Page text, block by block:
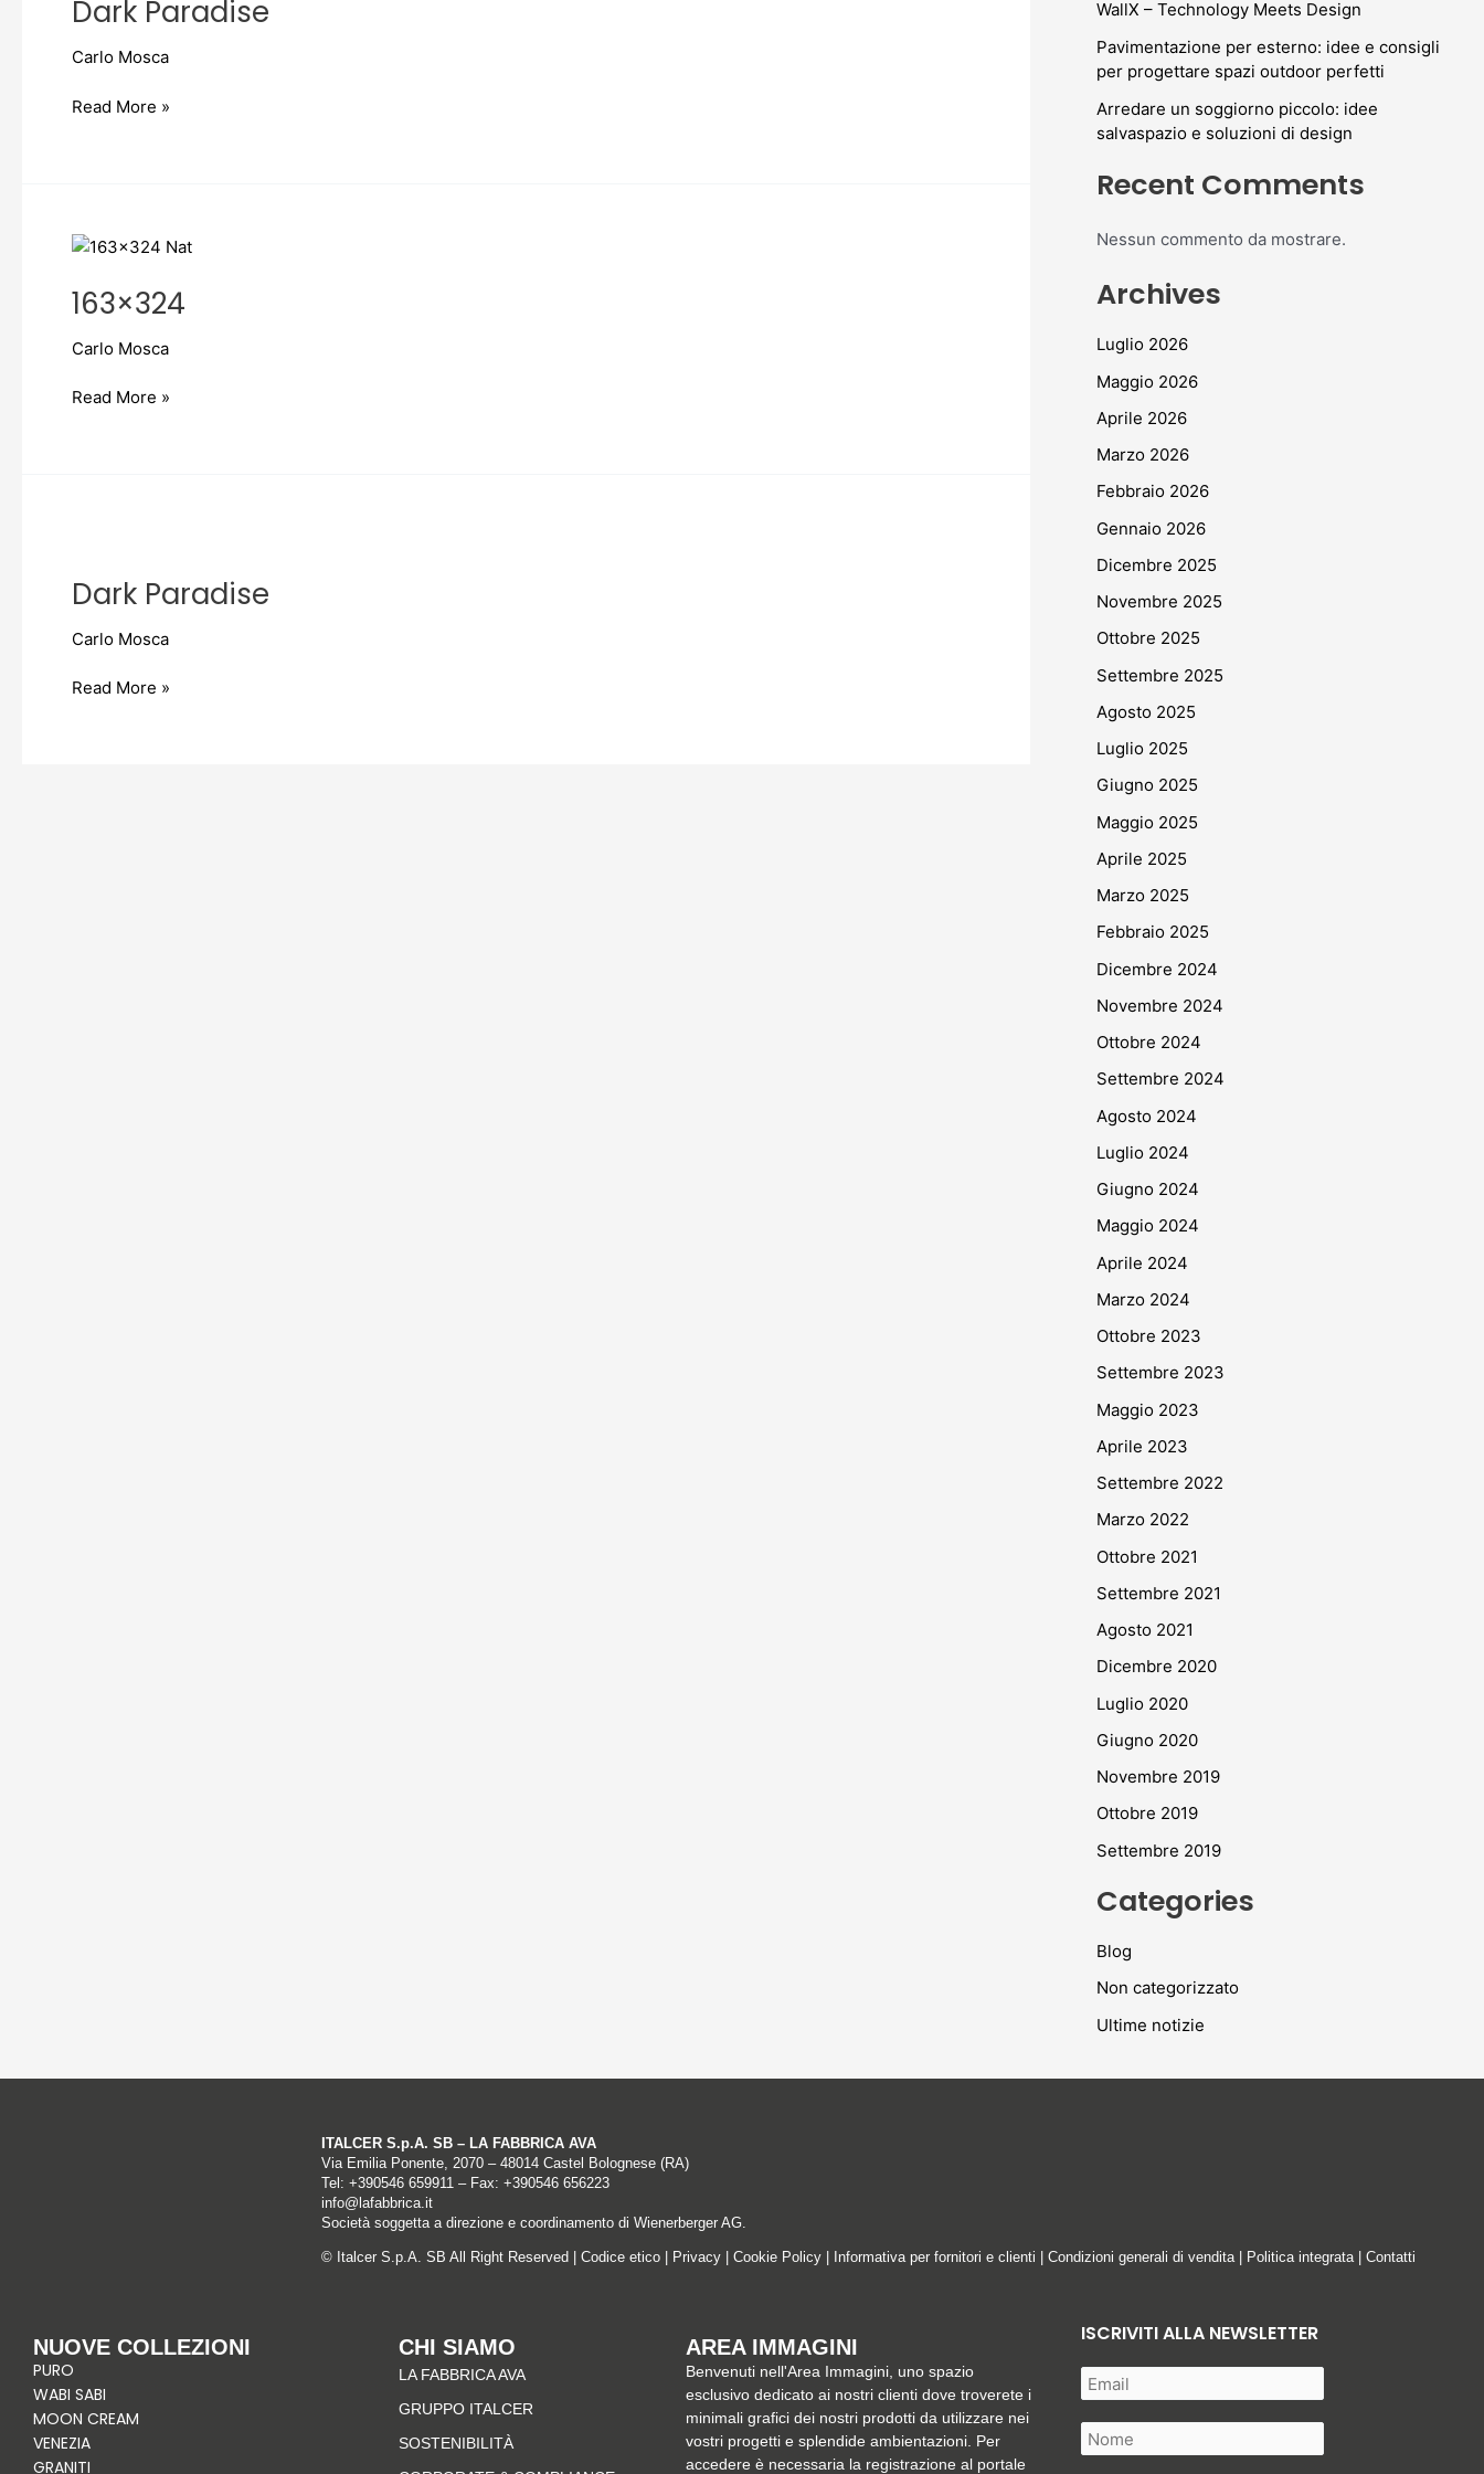
Dark Paradise
Carlo Mosca
Read More »
163×324
Carlo Mosca
163×324
Read More »
Dark Paradise
Carlo Mosca
Read More »
WallX – Technology Meets Design
Pavimentazione per esterno: idee e consigli
per progettare spazi outdoor perfetti
Arredare un soggiorno piccolo: idee
salvaspazio e soluzioni di design
Recent Comments
Nessun commento da mostrare.
Archives
Luglio 2026
Maggio 2026
Aprile 2026
Marzo 2026
Febbraio 2026
Gennaio 2026
Dicembre 2025
Novembre 2025
Ottobre 2025
Settembre 2025
Agosto 2025
Luglio 2025
Giugno 2025
Maggio 2025
Aprile 2025
Marzo 2025
Febbraio 2025
Dicembre 2024
Novembre 2024
Ottobre 2024
Settembre 2024
Agosto 2024
Luglio 2024
Giugno 2024
Maggio 2024
Aprile 2024
Marzo 2024
Ottobre 2023
Settembre 2023
Maggio 2023
Aprile 2023
Settembre 2022
Marzo 2022
Ottobre 2021
Settembre 2021
Agosto 2021
Dicembre 2020
Luglio 2020
Giugno 2020
Novembre 2019
Ottobre 2019
Settembre 2019
Categories
Blog
Non categorizzato
Ultime notizie
ITALCER S.p.A. SB – LA FABBRICA AVA
Via Emilia Ponente, 2070 – 48014 Castel Bolognese (RA)
Tel: +390546 659911– Fax: +390546 656223
info@lafabbrica.it
Società soggetta a direzione e coordinamento di Wienerberger AG.
© Italcer S.p.A. SB All Right Reserved | Codice etico| Privacy| Cookie Policy| Informativa per fornitori e clienti Condizioni generali di vendita| Politica integrata| Contatti
NUOVE COLLEZIONI
PURO
WABI SABI
MOON CREAM
VENEZIA
GRANITI
CHI SIAMO
LA FABBRICA AVA
GRUPPO ITALCER
SOSTENIBILITÀ
AREA IMMAGINI
Benvenuti nell'Area Immagini, uno spazio
esclusivo dedicato ai nostri clienti dove troverete i
minimali grafici dei nostri prodotti da utilizzare nei
vostri progetti e splendide ambientazioni. Per
accedere è necessaria la registrazione al portale
ISCRIVITI ALLA NEWSLETTER